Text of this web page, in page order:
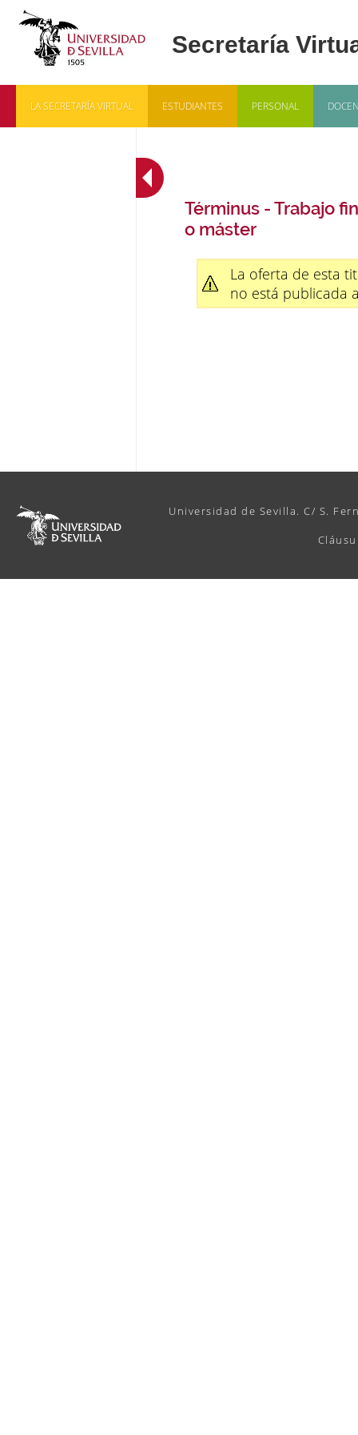
LA SECRETARÍA VIRTUAL ESTUDIANTES PERSONAL
Términus - Trabajo
o máster
La oferta de esta
no está publicada
Universidad de Sevilla. C/ S.